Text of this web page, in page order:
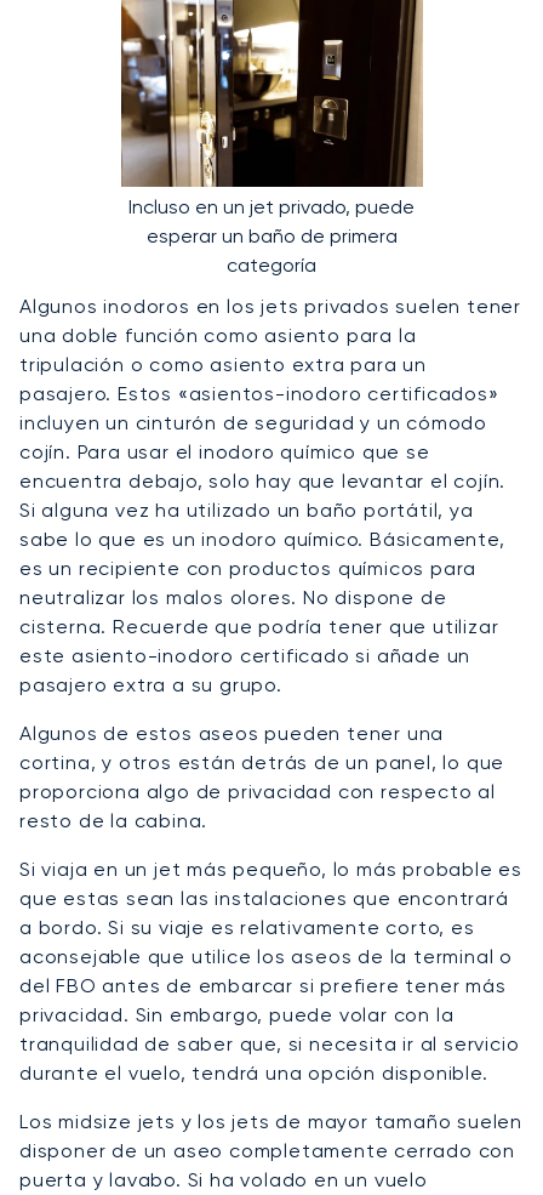
Incluso en un jet privado, puede
esperar un baño de primera
categoría
Algunos inodoros en los jets privados suelen tener
una doble función como asiento para la
tripulación o como asiento extra para un
pasajero. Estos «asientos-inodoro certificados»
incluyen un cinturón de seguridad y un cómodo
cojín. Para usar el inodoro químico que se
encuentra debajo, solo hay que levantar el cojín.
Si alguna vez ha utilizado un baño portátil, ya
sabe lo que es un inodoro químico. Básicamente,
es un recipiente con productos químicos para
neutralizar los malos olores. No dispone de
cisterna. Recuerde que podría tener que utilizar
este asiento-inodoro certificado si añade un
pasajero extra a su grupo.
Algunos de estos aseos pueden tener una
cortina, y otros están detrás de un panel, lo que
proporciona algo de privacidad con respecto al
resto de la cabina.
Si viaja en un jet más pequeño, lo más probable es
que estas sean las instalaciones que encontrará
a bordo. Si su viaje es relativamente corto, es
aconsejable que utilice los aseos de la terminal o
del FBO antes de embarcar si prefiere tener más
privacidad. Sin embargo, puede volar con la
tranquilidad de saber que, si necesita ir al servicio
durante el vuelo, tendrá una opción disponible.
Los midsize jets y los jets de mayor tamaño suelen
disponer de un aseo completamente cerrado con
puerta y lavabo. Si ha volado en un vuelo